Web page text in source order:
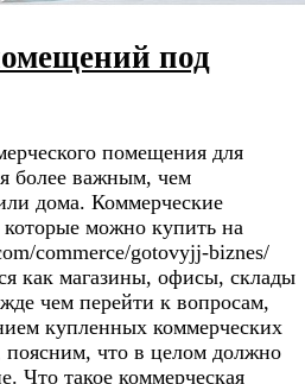
под
помещения для
более важным, чем
дома. Коммерческие
можно купить на
commerce/gotovyjj-biznes/
как магазины, офисы, склады
чем перейти к вопросам,
купленных коммерческих
что в целом должно
Что такое коммерческая